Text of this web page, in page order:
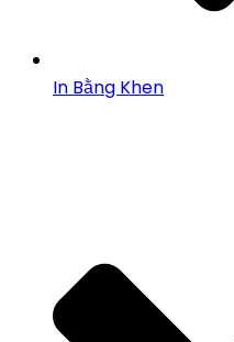
In Bằng Khen